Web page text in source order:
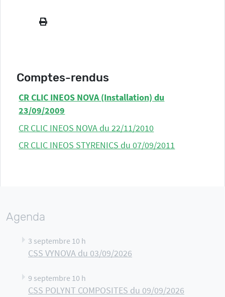
Comptes-rendus
CR CLIC INEOS NOVA (Installation) du
23/09/2009
CR CLIC INEOS NOVA du 22/11/2010
CR CLIC INEOS STYRENICS du 07/09/2011
Agenda
3 septembre 10 h
CSS VYNOVA du 03/09/2026
9 septembre 10 h
CSS POLYNT COMPOSITES du 09/09/2026